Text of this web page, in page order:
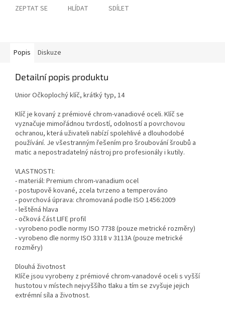
ZEPTAT SE HLÍDAT SDÍLET
Popis Diskuze
Detailní popis produktu
Unior Očkoplochý klíč, krátký typ, 14
Klíč je kovaný z prémiové chrom-vanadiové oceli. Klíč se
vyznačuje mimořádnou tvrdostí, odolností a povrchovou
ochranou, která uživateli nabízí spolehlivé a dlouhodobé
používání. Je všestranným řešením pro šroubování šroubů a
matic a nepostradatelný nástroj pro profesionály i kutily.
VLASTNOSTI:
- materiál: Premium chrom-vanadium ocel
- postupově kované, zcela tvrzeno a temperováno
- povrchová úprava: chromovaná podle ISO 1456:2009
- leštěná hlava
- očková část LIFE profil
- vyrobeno podle normy ISO 7738 (pouze metrické rozměry)
- vyrobeno dle normy ISO 3318 v 3113A (pouze metrické
rozměry)
Dlouhá životnost
Klíče jsou vyrobeny z prémiové chrom-vanadové oceli s vyšší
hustotou v místech nejvyššího tlaku a tím se zvyšuje jejich
extrémní síla a životnost.